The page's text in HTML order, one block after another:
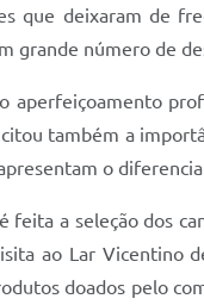
que deixaram de
grande número de
aperfeiçoamento
também a
o
a seleção dos
ao Lar Vicentino
doados pelo